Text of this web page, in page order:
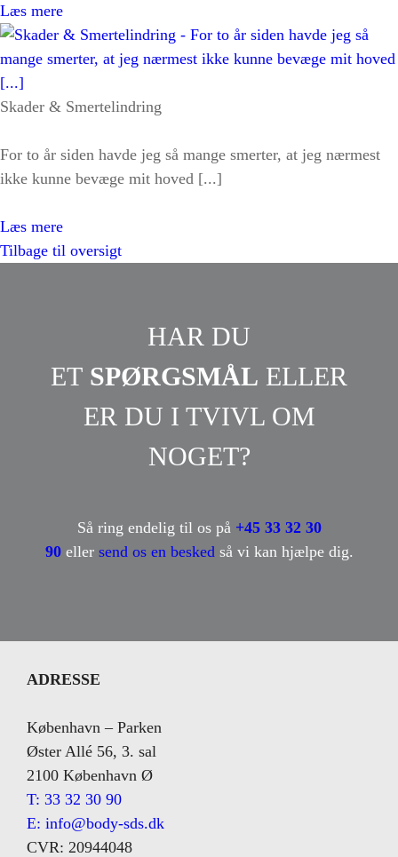
Læs mere
Skader & Smertelindring
For to år siden havde jeg så mange smerter, at jeg nærmest
ikke kunne bevæge mit hoved [...]
Læs mere
Tilbage til oversigt
HAR DU
ET SPØRGSMÅL ELLER
ER DU I TVIVL OM
NOGET?
Så ring endelig til os på +45 33 32 30
90eller send os en besked så vi kan hjælpe dig.
ADRESSE
København – Parken
Øster Allé 56, 3. sal
2100 København Ø
T: 33 32 30 90
E: info@body-sds.dk
CVR: 20944048